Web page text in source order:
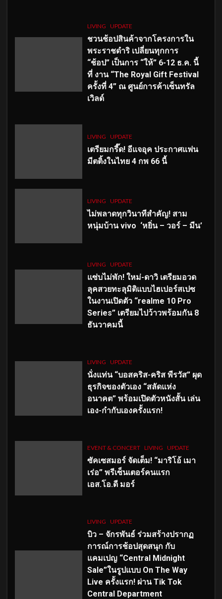
LIVING UPDATE
ชวนช้อปสินค้าจากโครงการใน
พระราชดำริ เปลี่ยนทุกการ
“ช้อป” เป็นการ “ให้” 6-12 ธ.ค. นี้
ที่ งาน “The Royal Gift Festival
ครั้งที่ 4” ณ ศูนย์การค้าเซ็นทรัล
เวิลด์
LIVING UPDATE
เตรียมกรี๊ด! อีแจอุค ประกาศแฟน
มีตติ้งในไทย 4 กพ 66 นี้
LIVING UPDATE
ไม่พลาดทุกวินาทีสำคัญ! สาม
หนุ่มบ้าน vivo ‘หยิ่น – วอร์ – มีน’
LIVING UPDATE
แซ่บไม่พัก! ใหม่-ดาวิ เตรียมอวด
ลุคสวยทะลุมิติแบบไฮเปอร์สเปซ
ในงานเปิดตัว “realme 10 Pro
Series” เตรียมไปว้าวพร้อมกัน 8
ธันวาคมนี้
LIVING UPDATE
นั่งแท่น “บอสคริส-คริส พีรวัส” ผุด
ธุรกิจของตัวเอง “สลัดแห่ง
อนาคต” พร้อมเปิดตัวหนังสั้น เล่น
เอง-กำกับเองครั้งแรก!
EVENT & CONCERT LIVING UPDATE
ซัคเซสมอร์ จัดเต็ม! “มาริโอ้ เมา
เร่อ” พรีเซ็นเตอร์คนแรก
เอส.โอ.ดี มอร์
LIVING UPDATE
บิว – จักรพันธ์ ร่วมสร้างปรากฏ
การณ์การช้อปสุดสนุก กับ
แคมเปญ “Central Midnight
Sale”ในรูปแบบ On The Way
Live ครั้งแรก! ผ่าน Tik Tok
Central Department